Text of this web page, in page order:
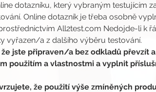
dotazníku, který vybraným testujícím
Online dotazník je třeba osobně
All2test.com Nedojde-li k
vyřazen/a z dalšího výběru testování.
jste připraven/a bez odkladů převzít
použitím a vlastnostmi a vyplnit
že použití výše zmíněných